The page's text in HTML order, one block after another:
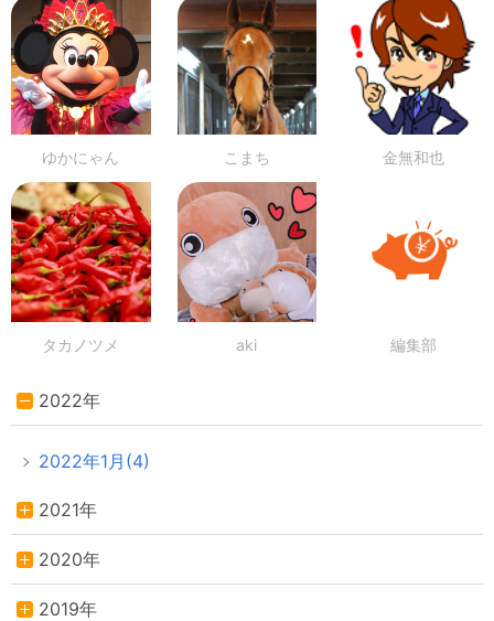
ゆかにゃん こまち 金無和也
タカノツメ aki 編集部
2022年
2022年1月(4)
2021年
2020年
2019年